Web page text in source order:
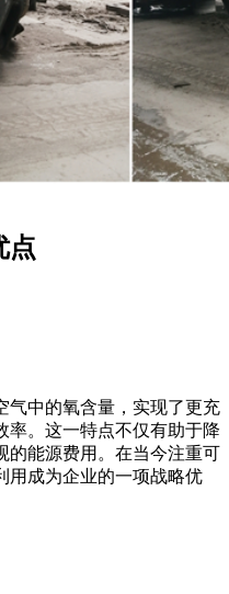
中的氧含量，实现了更充
率。这一特点不仅有助于降
的能源费用。在当今注重可
用成为企业的一项战略优